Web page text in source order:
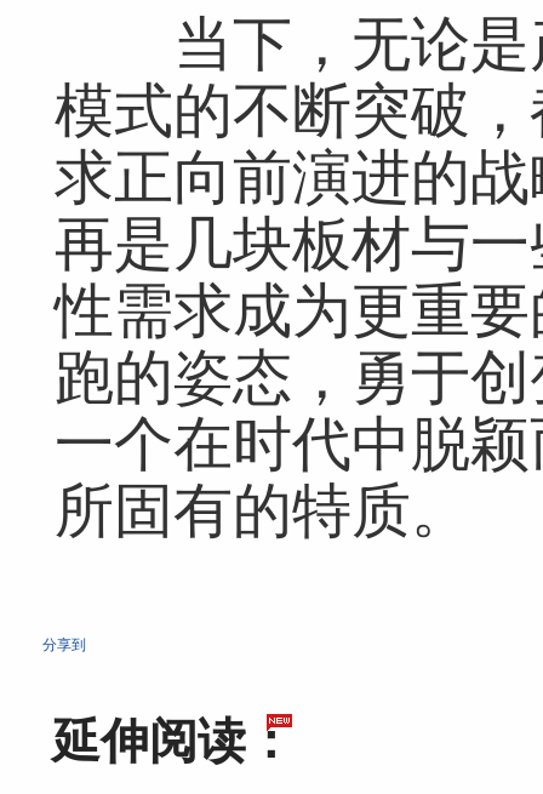
当下，无论是
模式的不断突破
求正向前演进的
再是几块板材与
性需求成为更重
跑的姿态，勇于
一个在时代中脱
所固有的特质。
分享到
延伸阅读：